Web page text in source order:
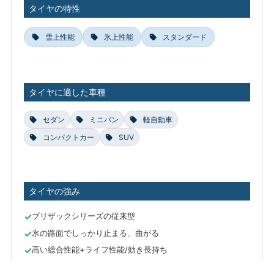
タイヤの特性
雪上性能 氷上性能 スタンダード
タイヤに適した車種
セダン ミニバン
軽自動車
コンパクトカー
SUV
タイヤの強み
ブリザックシリーズの従来型
氷の路面でしっかり止まる、曲がる
高い総合性能+ライフ性能/効き長持ち